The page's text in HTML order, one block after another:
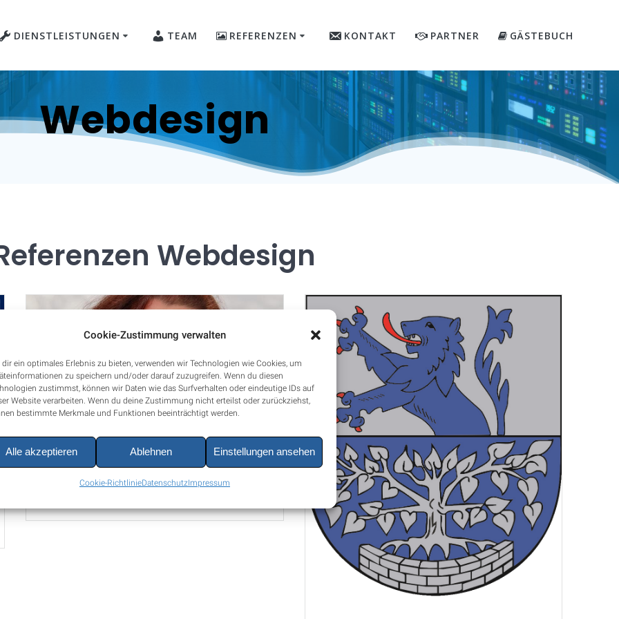
Cookie-Zustimmung verwalten
dir ein optimales Erlebnis zu bieten, verwenden wir Technologien wie Cookies, um
zu speichern und/oder darauf zuzugreifen. Wenn du diesen
zustimmst, können wir Daten wie das Surfverhalten oder eindeutige IDs auf
Website verarbeiten. Wenn du deine Zustimmung nicht erteilst oder zurückziehst,
bestimmte Merkmale und Funktionen beeinträchtigt werden.
Alle akzeptieren Ablehnen Einstellungen ansehen
Cookie-RichtlinieDatenschutzImpressum
DIENSTLEISTUNGEN TEAM REFERENZEN KONTAKT PARTNER GÄSTEBUCH
Webdesign
Webdesign
Zur Seite
Filomena Formaro
Zur Seite